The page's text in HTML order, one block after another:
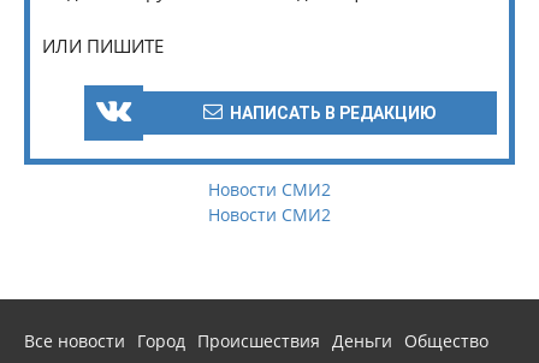
ИЛИ ПИШИТЕ
НАПИСАТЬ В РЕДАКЦИЮ
Новости СМИ2
Новости СМИ2
Все новости Город Происшествия Деньги
Общество